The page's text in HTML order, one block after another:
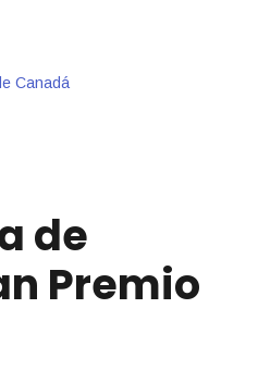
Canadá
de
Premio